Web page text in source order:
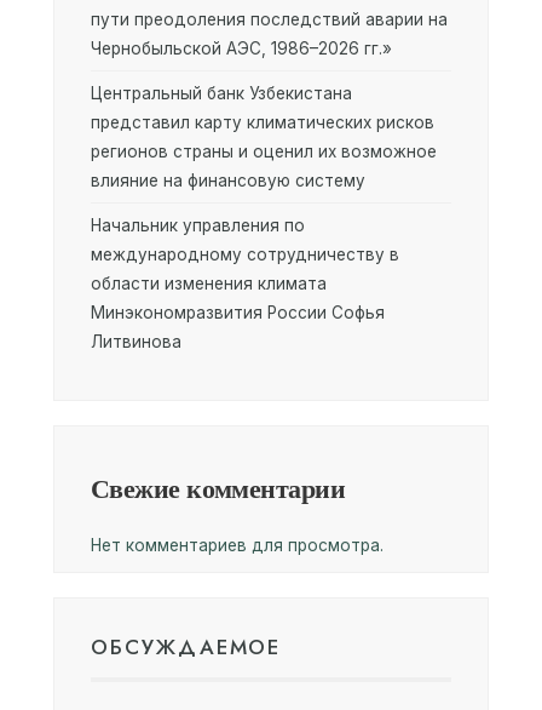
пути преодоления последствий аварии на
Чернобыльской АЭС, 1986–2026 гг.»
Центральный банк Узбекистана
представил карту климатических рисков
регионов страны и оценил их возможное
влияние на финансовую систему
Начальник управления по
международному сотрудничеству в
области изменения климата
Минэкономразвития России Софья
Литвинова
Свежие комментарии
Нет комментариев для просмотра.
ОБСУЖДАЕМОЕ